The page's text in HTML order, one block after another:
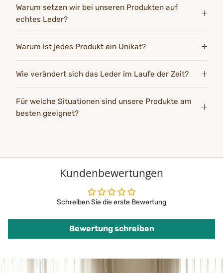
Warum setzen wir bei unseren Produkten auf
echtes Leder?
Warum ist jedes Produkt ein Unikat?
Wie verändert sich das Leder im Laufe der Zeit?
Für welche Situationen sind unsere Produkte am
besten geeignet?
Kundenbewertungen
Schreiben Sie die erste Bewertung
Bewertung schreiben